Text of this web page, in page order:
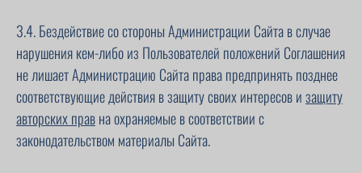
3.4. Бездействие со стороны Администрации Сайта в случае
нарушения кем-либо из Пользователей положений Соглашения
не лишает Администрацию Сайта права предпринять позднее
соответствующие действия в защиту своих интересов изащиту
авторских правна охраняемые в соответствии с
законодательством материалы Сайта.